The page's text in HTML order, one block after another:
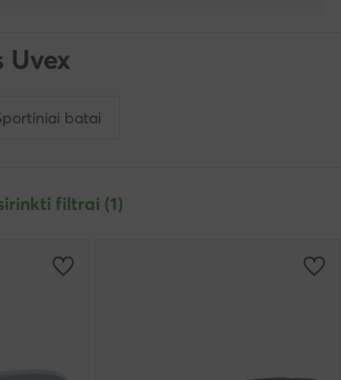
Uvex
batai
filtrai (1)